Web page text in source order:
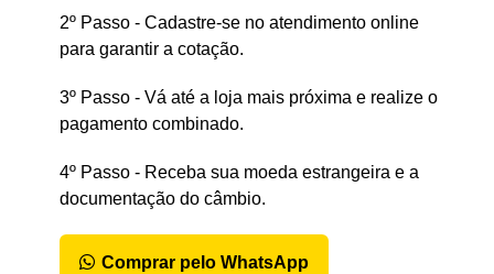
2º Passo - Cadastre-se no atendimento online
para garantir a cotação.
3º Passo - Vá até a loja mais próxima e realize o
pagamento combinado.
4º Passo - Receba sua moeda estrangeira e a
documentação do câmbio.
Comprar pelo WhatsApp